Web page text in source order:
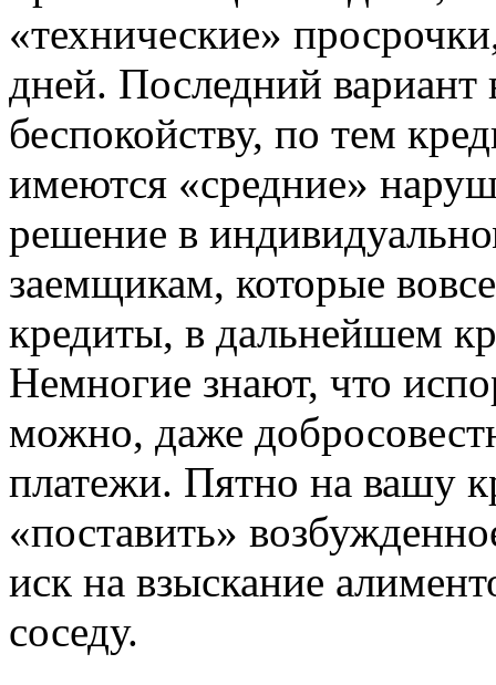
«технические»
дней. Последний вариант
беспокойству, по тем
имеются «средние»
решение в
заемщикам, которые
кредиты, в дальнейшем
Немногие знают, что
можно, даже
платежи. Пятно на вашу
«поставить»
иск на взыскание
соседу.